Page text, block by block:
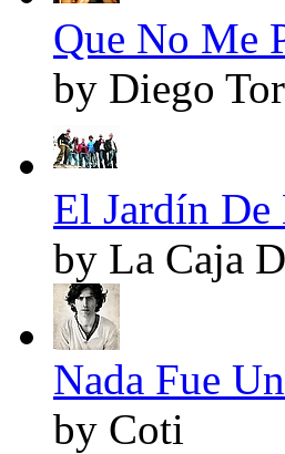
Que No Me
by Diego
El Jardín
by La Caja
Nada Fue
by Coti